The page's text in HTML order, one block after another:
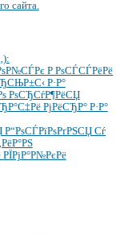
Р РѕСЃСЃРёРё
Р·Р°
РѕСЂСѓР¶РёСЏ
РјРёСЂР° Р·Р°
Сѓ